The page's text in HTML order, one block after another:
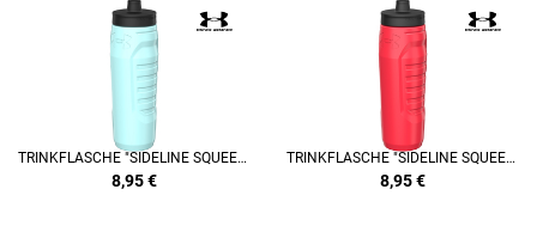
TRINKFLASCHE "SIDELINE SQUEEZE" 950ML
8,95€
TRINKFLASCHE "SIDELINE SQUEEZE" 950ML
8,95€